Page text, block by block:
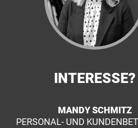
INTERESSE?
MANDY SCHMITZ
PERSONAL- UND